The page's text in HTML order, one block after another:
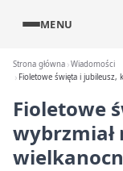
MENU
Strona główna Wiadomości
Fioletowe święta i jubileusz,
Fioletowe